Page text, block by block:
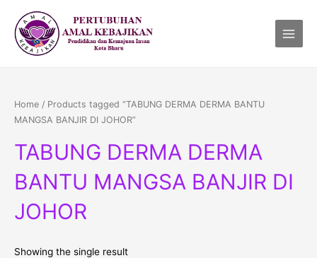
content
Menu
Home / Products tagged “TABUNG DERMA DERMA BANTU
MANGSA BANJIR DI JOHOR”
TABUNG DERMA DERMA
BANTU MANGSA BANJIR DI
JOHOR
Showing the single result